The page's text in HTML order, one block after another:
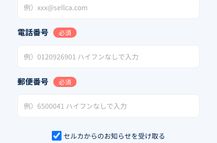
電話番号 必須
郵便番号 必須
セルカからのお知らせを受け取る